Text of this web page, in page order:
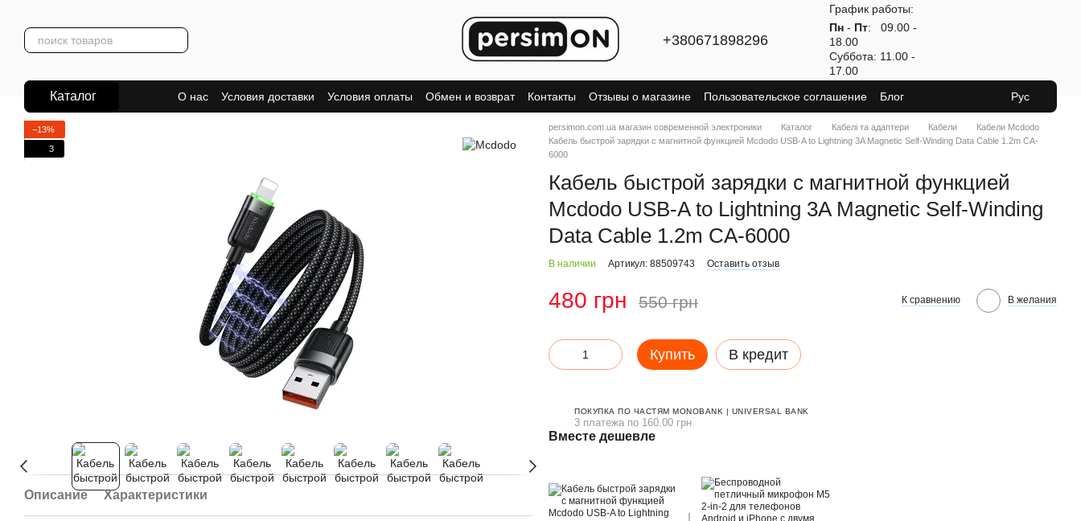
+380671898296
График работы:
Пн- Пт: 09.00 -
18.00
Суббота: 11.00 -
17.00
Каталог О нас Условия доставки Условия оплаты Обмен и возврат Контакты Отзывы о магазине Пользовательское соглашение Блог Рус
−13%
3
Описание Характеристики
persimon.com.ua магазин современной электроники Каталог Кабелі та адаптери Кабели
Кабели Mcdodo
Кабель быстрой зарядки с магнитной функцией Mcdodo USB-A to Lightning 3A Magnetic Self-Winding Data Cable 1.2m CA-
6000
Кабель быстрой зарядки с магнитной функцией
Mcdodo USB-A to Lightning 3A Magnetic Self-Winding
Data Cable 1.2m CA-6000
В наличии Артикул: 88509743 Оставить отзыв
480 грн 550 грн К сравнению В желания
Купить В кредит
ПОКУПКА ПО ЧАСТЯМ MONOBANK | UNIVERSAL BANK
3 платежа по 160.00 грн
Вместе дешевле